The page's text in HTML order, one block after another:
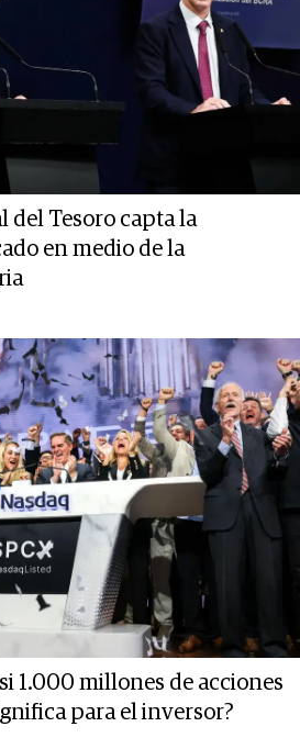
del Tesoro capta la
en medio de la
1.000 millones de acciones
para el inversor?